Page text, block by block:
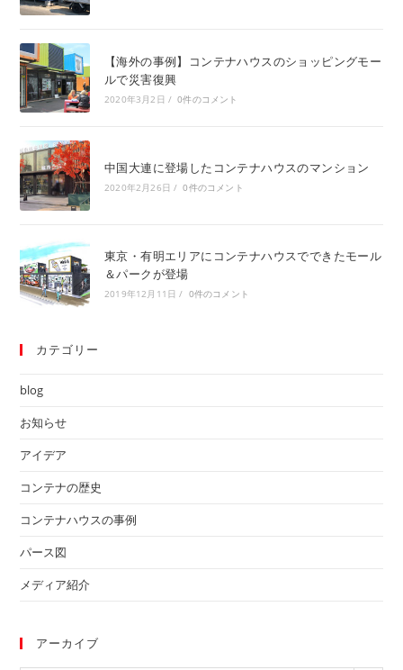
【海外の事例】コンテナハウスのショッピングモー
ルで災害復興
2020年3月2日 / 0件のコメント
中国大連に登場したコンテナハウスのマンション
2020年2月26日 / 0件のコメント
東京・有明エリアにコンテナハウスでできたモール
＆パークが登場
2019年12月11日 / 0件のコメント
カテゴリー
blog
お知らせ
アイデア
コンテナの歴史
コンテナハウスの事例
パース図
メディア紹介
アーカイブ